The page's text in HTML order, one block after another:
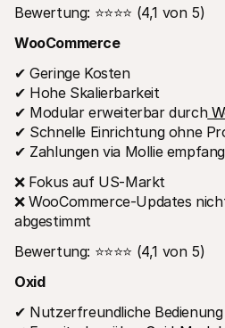
Bewertung: ⭐⭐⭐⭐ (4,1 von 5)
WooCommerce
✔ Geringe Kosten
✔ Hohe Skalierbarkeit
✔ Modular erweiterbar durch
✔ Schnelle Einrichtung ohne
✔ Zahlungen via Mollie
❌ Fokus auf US-Markt
❌ WooCommerce-Updates
abgestimmt
Bewertung: ⭐⭐⭐⭐ (4,1 von 5)
Oxid
✔ Nutzerfreundliche Bedienung